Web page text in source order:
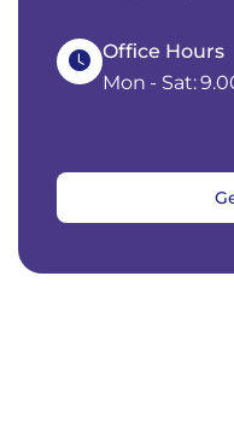
Office Hours
Mon - Sat: